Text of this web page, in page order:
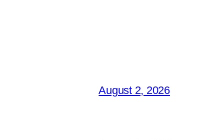
August 2, 2026